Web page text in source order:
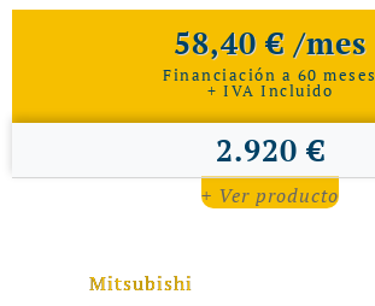
58,40 € /mes
Financiación a 60 meses
+ IVA Incluido
2.920 €
+ Ver producto
Mitsubishi